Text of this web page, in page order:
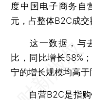
度中国电子商务自
元，占整体B2C成交
这一数据，与去
比，同比增长58%
宁的增长规模均高于
自营B2C是指购